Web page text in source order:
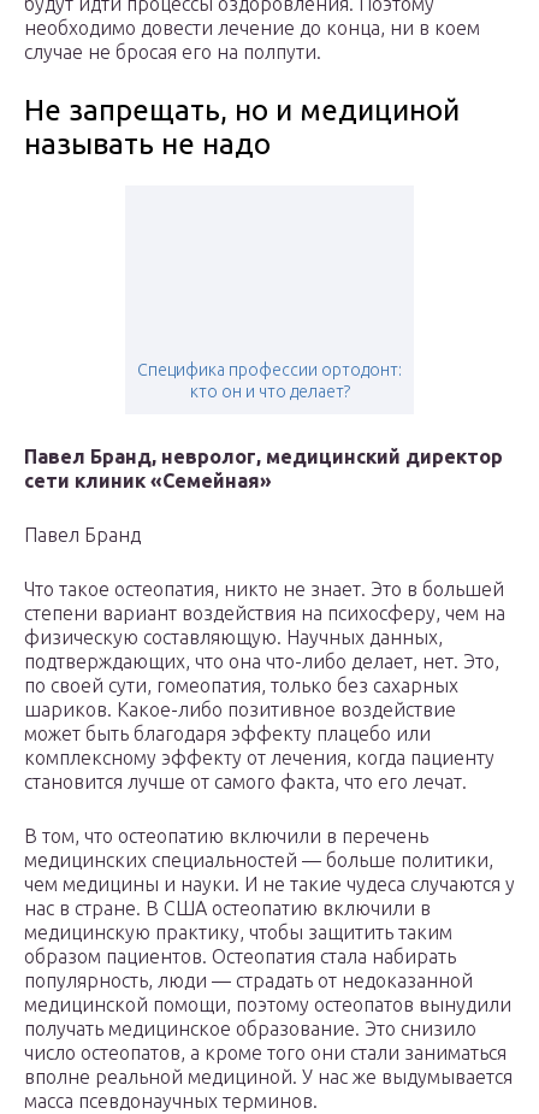
необходимо довести лечение до конца, ни в коем
случае не бросая его на полпути.
Не запрещать, но и медициной
называть не надо
Специфика профессии ортодонт:
кто он и что делает?
Павел Бранд, невролог, медицинский директор
сети клиник «Семейная»
Павел Бранд
Что такое остеопатия, никто не знает. Это в большей
степени вариант воздействия на психосферу, чем на
физическую составляющую. Научных данных,
подтверждающих, что она что-либо делает, нет. Это,
по своей сути, гомеопатия, только без сахарных
шариков. Какое-либо позитивное воздействие
может быть благодаря эффекту плацебо или
комплексному эффекту от лечения, когда пациенту
становится лучше от самого факта, что его лечат.
В том, что остеопатию включили в перечень
медицинских специальностей — больше политики,
чем медицины и науки. И не такие чудеса случаются у
нас в стране. В США остеопатию включили в
медицинскую практику, чтобы защитить таким
образом пациентов. Остеопатия стала набирать
популярность, люди — страдать от недоказанной
медицинской помощи, поэтому остеопатов вынудили
получать медицинское образование. Это снизило
число остеопатов, а кроме того они стали заниматься
вполне реальной медициной. У нас же выдумывается
масса псевдонаучных терминов.